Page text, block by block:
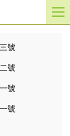
開
啟
號
號
號
號